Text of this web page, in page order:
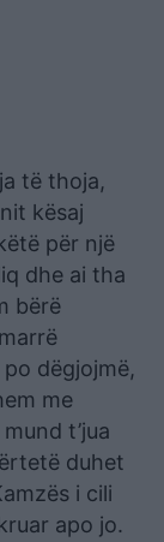
të thoja,
kësaj
për një
dhe ai tha
bërë
dëgjojmë,
me
t’jua
duhet
i cili
apo jo.